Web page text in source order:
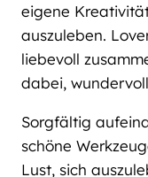
eigene
auszuleben.
liebevoll
dabei,
Sorgfältig
schöne
Lust, sich